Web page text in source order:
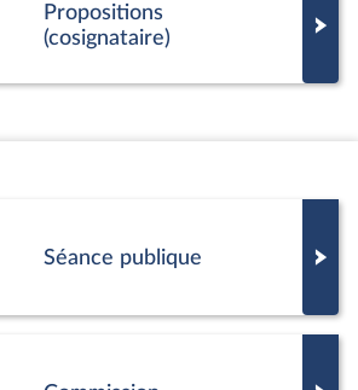
Propositions
(cosignataire)
Séance publique